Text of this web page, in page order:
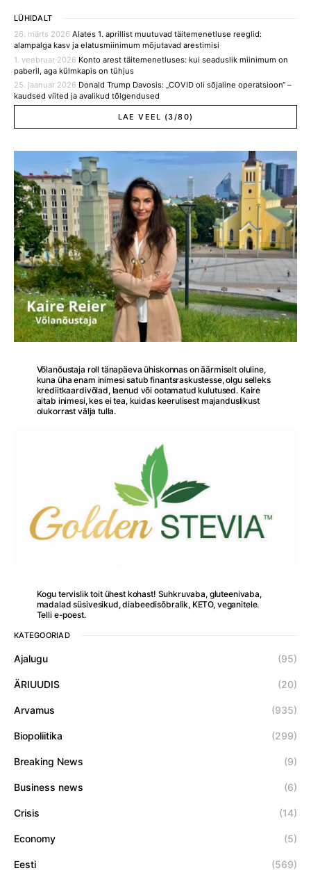
LÜHIDALT
26. märts 2026 Alates 1. aprillist muutuvad täitemenetluse reeglid:
alampalga kasv ja elatusmiinimum mõjutavad arestimisi
1. veebruar 2026 Konto arest täitemenetluses: kui seaduslik miinimum on
paberil, aga külmkapis on tühjus
25. jaanuar 2026 Donald Trump Davosis: „COVID oli sõjaline operatsioon“ –
kaudsed viited ja avalikud tõlgendused
LAE VEEL (3/80)
Võlanõustaja roll tänapäeva ühiskonnas on äärmiselt oluline,
kuna üha enam inimesi satub finantsraskustesse, olgu selleks
krediitkaardivõlad, laenud või ootamatud kulutused. Kaire
aitab inimesi, kes ei tea, kuidas keerulisest majanduslikust
olukorrast välja tulla.
Kogu tervislik toit ühest kohast! Suhkruvaba, gluteenivaba,
madalad süsivesikud, diabeedisõbralik, KETO, veganitele.
Telli e-poest.
KATEGOORIAD
Ajalugu (95)
ÄRIUUDIS (20)
Arvamus (935)
Biopoliitika (299)
Breaking News (9)
Business news (6)
Crisis (14)
Economy (5)
Eesti (569)